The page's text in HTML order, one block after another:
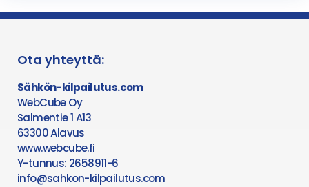
Ota yhteyttä:
Sähkön-kilpailutus.com
WebCube Oy
Salmentie 1 A13
63300 Alavus
www.webcube.fi
Y-tunnus: 2658911-6
info@sahkon-kilpailutus.com